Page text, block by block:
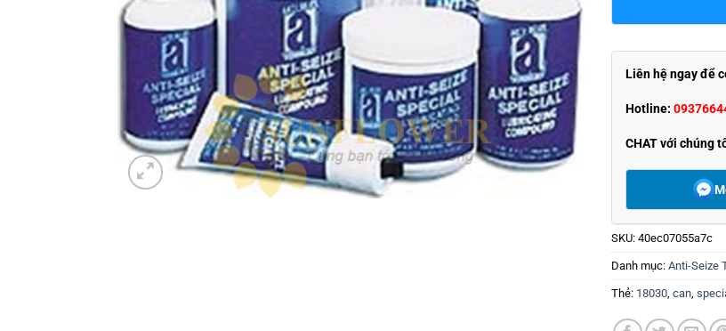
Liên hệ ngay để
Hotline:
CHAT với chúng
SKU: 40ec07055a7c
Danh mục: Anti-Seize
Thẻ: 18030, can,